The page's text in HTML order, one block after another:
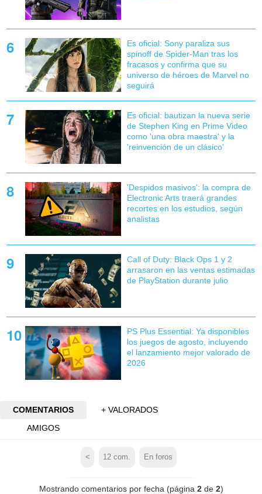
Es oficial: Sony paraliza sus
spinoff de Spider-Man tras los
fracasos y confirma que su
universo de héroes de Marvel no
seguirá
Es oficial: bautizan la nueva serie
de Stephen King en Prime Video
como 'una obra maestra' y la
'reinvención de un clásico'
'Despidos masivos': la compra de
Electronic Arts traerá grandes
recortes en los estudios, según
analistas
Call of Duty: Black Ops 1 y 2
arrasaron en las ventas estimadas
de PlayStation durante julio
PS Plus Essential: Ya disponibles
los juegos de agosto, incluyendo
el lanzamiento mejor valorado de
2026
COMENTARIOS
+ VALORADOS
AMIGOS
< 12 com. En foros
Mostrando comentarios por fecha (página 2de 2)